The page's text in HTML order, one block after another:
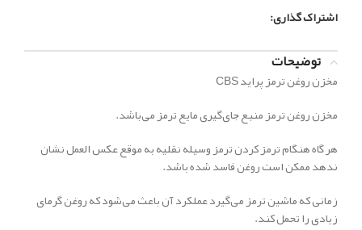
اشتراک گذاری:
توضیحات
مخزن روغن ترمز پراید CBS
مخزن روغن ترمز منبع جای‌گیری مایع ترمز می‌باشد.
هر گاه هنگام ترمز کردن ترمز وسیله نقلیه به موقع عکس العمل نشان
ندهد ممکن است روغن فاسد شده باشد.
زمانی که ماشین ترمز می‌گیرد عملکرد آن باعث می‌شود که روغن گرمای
زیادی را تحمل کند.